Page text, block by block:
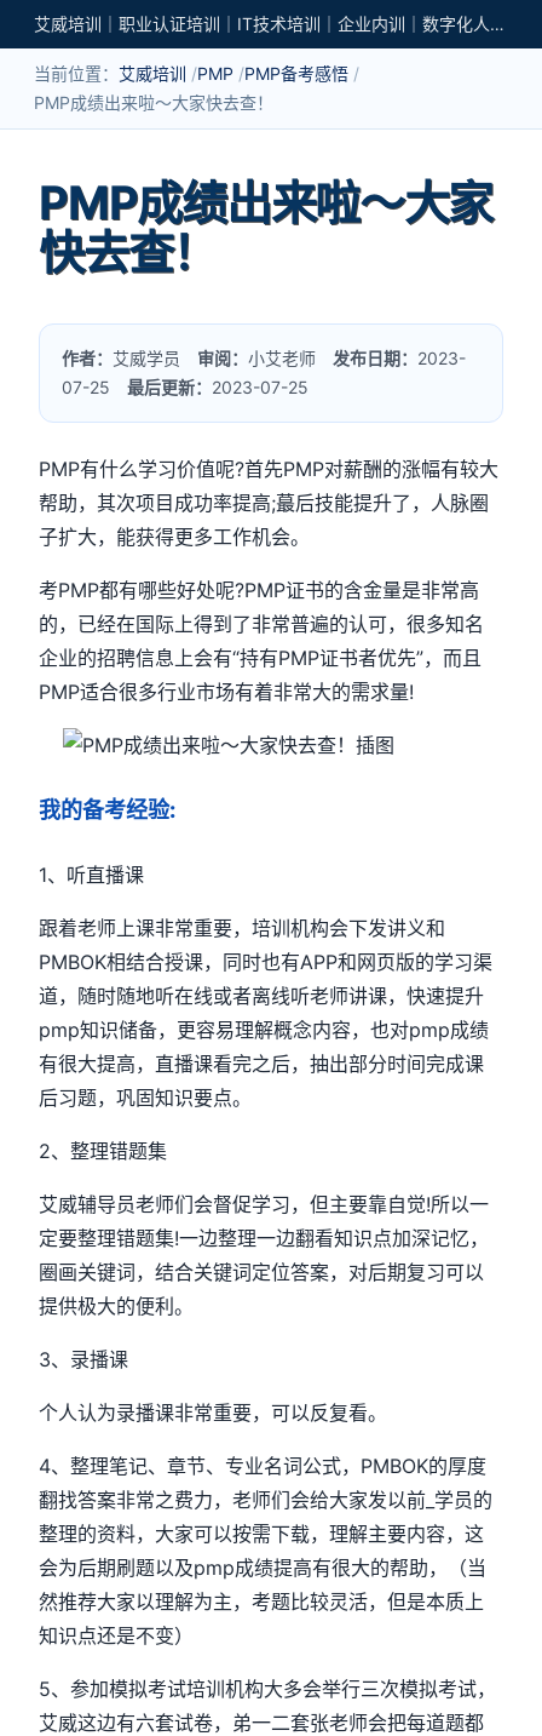
艾威培训｜职业认证培训｜IT技术培训｜企业内训｜数字化人才培养
当前位置： 艾威培训 PMP
PMP备考感悟
PMP成绩出来啦～大家快去查！
PMP成绩出来啦～大家
快去查！
作者： 艾威学员 审阅：小艾老师 发布日期： 2023-
07-25最后更新： 2023-07-25
PMP有什么学习价值呢?首先PMP对薪酬的涨幅有较大
帮助，其次项目成功率提高;蕞后技能提升了，人脉圈
子扩大，能获得更多工作机会。
考PMP都有哪些好处呢?PMP证书的含金量是非常高
的，已经在国际上得到了非常普遍的认可，很多知名
企业的招聘信息上会有“持有PMP证书者优先”，而且
PMP适合很多行业市场有着非常大的需求量!
我的备考经验:
1、听直播课
跟着老师上课非常重要，培训机构会下发讲义和
PMBOK相结合授课，同时也有APP和网页版的学习渠
道，随时随地听在线或者离线听老师讲课，快速提升
pmp知识储备，更容易理解概念内容，也对pmp成绩
有很大提高，直播课看完之后，抽出部分时间完成课
后习题，巩固知识要点。
2、整理错题集
艾威辅导员老师们会督促学习，但主要靠自觉!所以一
定要整理错题集!一边整理一边翻看知识点加深记忆，
圈画关键词，结合关键词定位答案，对后期复习可以
提供极大的便利。
3、录播课
个人认为录播课非常重要，可以反复看。
4、整理笔记、章节、专业名词公式，PMBOK的厚度
翻找答案非常之费力，老师们会给大家发以前_学员的
整理的资料，大家可以按需下载，理解主要内容，这
会为后期刷题以及pmp成绩提高有很大的帮助，（当
然推荐大家以理解为主，考题比较灵活，但是本质上
知识点还是不变）
5、参加模拟考试培训机构大多会举行三次模拟考试，
艾威这边有六套试卷，弟一二套张老师会把每道题都